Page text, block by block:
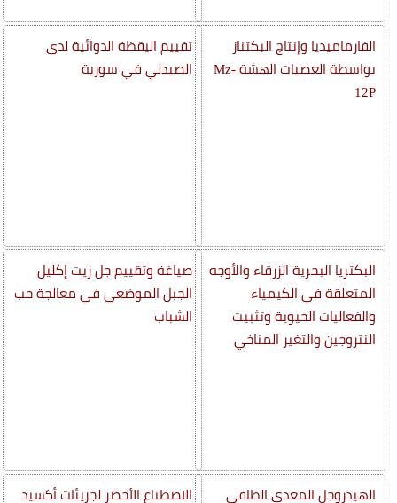
الفارماميديا وإنتاج البكتناز
بواسطة العصيات الهشة Mz-
12P
البكتريا البحرية الزرقاء والأوجه
المتعلقة في الكيمياء
والفعاليات الحيوية وتثبيت
النتروجين والتغير المناخي
الهيدروجل المعدي الطافي
تقييم اليقظة الدوائية لدى
الصيدلي في سورية
صياغة وتقييم جل زيت إكليل
الجبل الموضعي في معالجة حب
الشباب
الاصطناع الأخضر لجزيئات أكسيد